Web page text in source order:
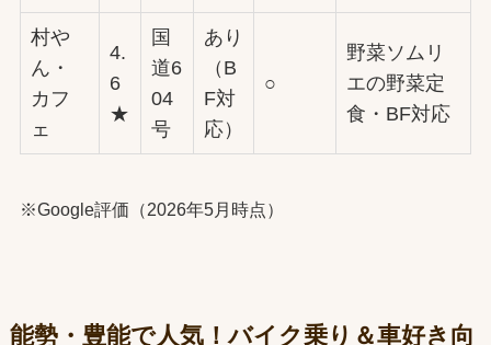
村や
ん・
カフ
ェ
4.
6
★
国
道6
04
号
あり
（B
F対
応）
○
野菜ソムリ
エの野菜定
食・BF対応
※Google評価（2026年5月時点）
能勢・豊能で人気！バイク乗り＆車好き向